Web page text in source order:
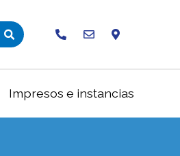
Impresos e instancias